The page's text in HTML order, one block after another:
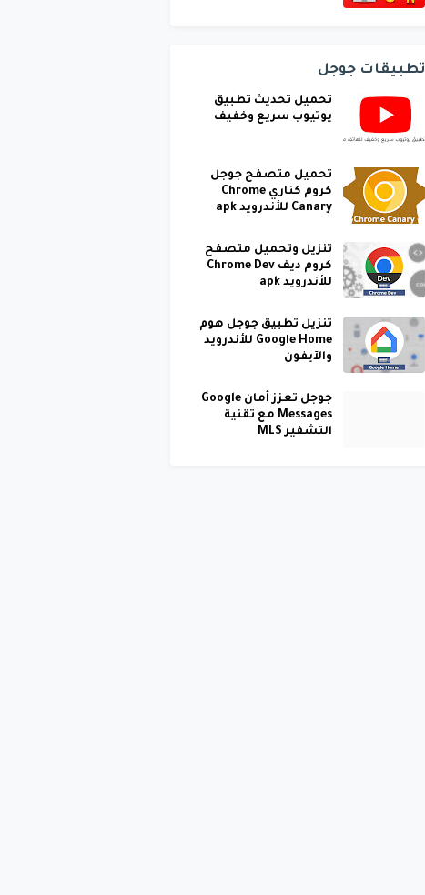
تطبيقات جوجل
تحميل تحديث تطبيق
يوتيوب سريع وخفيف
تحميل متصفح جوجل
كروم كناري Chrome
Canary للأندرويد apk
تنزيل وتحميل متصفح
كروم ديف Chrome Dev
للأندرويد apk
تنزيل تطبيق جوجل هوم
Google Home للأندرويد
والآيفون
جوجل تعزز أمان Google
Messages مع تقنية
التشفير MLS